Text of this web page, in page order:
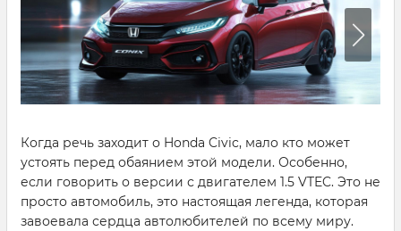
Когда речь заходит о Honda Civic, мало кто может
устоять перед обаянием этой модели. Особенно,
если говорить о версии с двигателем 1.5 VTEC. Это не
просто автомобиль, это настоящая легенда, которая
завоевала сердца автолюбителей по всему миру.